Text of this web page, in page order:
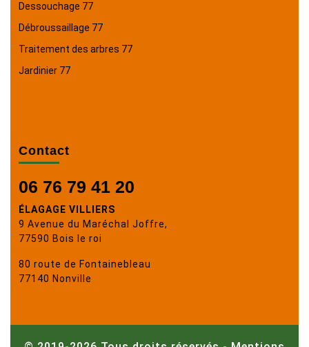
Dessouchage 77
Débroussaillage 77
Traitement des arbres 77
Jardinier 77
Contact
06 76 79 41 20
ÉLAGAGE VILLIERS
9 Avenue du Maréchal Joffre,
77590 Bois le roi
80 route de Fontainebleau
77140 Nonville